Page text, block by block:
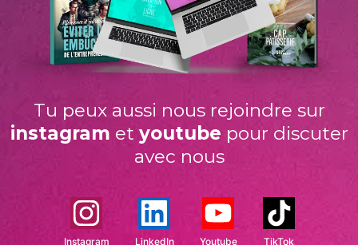
Tu peux aussi nous rejoindre sur
instagram et youtube pour discuter
avec nous
Instagram LinkedIn Youtube TikTok